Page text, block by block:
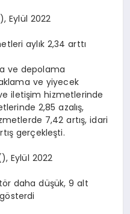
Eylül 2022
aylık 2,34 arttı
ve depolama
ve yiyecek
iletişim hizmetlerinde
2,85 azalış,
7,42 artış, idari
gerçekleşti.
Eylül 2022
daha düşük, 9 alt